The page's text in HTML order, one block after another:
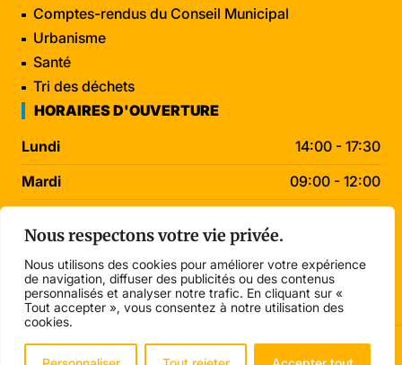
Nous respectons votre vie privée.
Nous utilisons des cookies pour améliorer votre expérience
de navigation, diffuser des publicités ou des contenus
personnalisés et analyser notre trafic. En cliquant sur «
Tout accepter », vous consentez à notre utilisation des
cookies.
Comptes-rendus du Conseil Municipal
Urbanisme
Santé
Tri des déchets
HORAIRES D'OUVERTURE
Lundi
14:00 - 17:30
Mardi
09:00 - 12:00
Vendredi
14:00 - 17:30